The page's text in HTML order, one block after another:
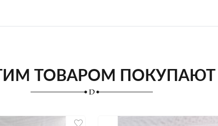
ТОВАРОМ ПОКУПАЮТ